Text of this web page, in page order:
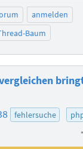
anmelden
Baum
fehlersuche